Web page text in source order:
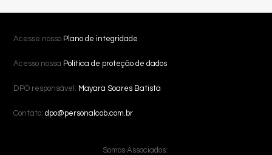
Acesse nosso Plano de integridade
Acesso nossa Política de proteção de dados
DPO responsável: Mayara Soares Batista
Contato:dpo@personalcob.com.br
Somos Associados: